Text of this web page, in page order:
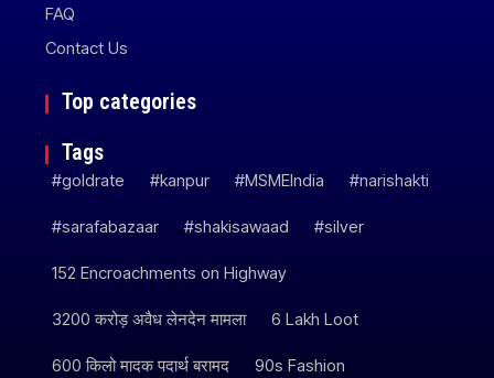
FAQ
Contact Us
Top categories
Tags
#goldrate #kanpur #MSMEIndia #narishakti
#sarafabazaar #shakisawaad #silver
152 Encroachments on Highway
3200 करोड़ अवैध लेनदेन मामला 6 Lakh Loot
600 किलो मादक पदार्थ बरामद 90s Fashion